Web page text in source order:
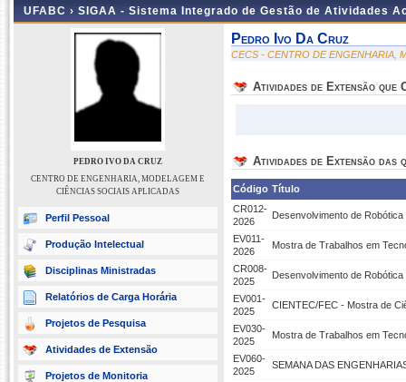
UFABC › SIGAA - Sistema Integrado de Gestão de Atividades
PEDRO IVO DA CRUZ
CENTRO DE ENGENHARIA, MODELAGEM E
CIÊNCIAS SOCIAIS APLICADAS
Perfil Pessoal
Produção Intelectual
Disciplinas Ministradas
Relatórios de Carga Horária
Projetos de Pesquisa
Atividades de Extensão
Projetos de Monitoria
Pedro Ivo Da Cruz
CECS - CENTRO DE ENGENHARIA,
Atividades de Extensão que
Atividades de Extensão das
Código Título
CR012-
2026
Desenvolvimento de
EV011-
2026
Mostra de Trabalhos em
CR008-
2025
Desenvolvimento de
EV001-
2025
CIENTEC/FEC - Mostra de
EV030-
2025
Mostra de Trabalhos em
EV060-
2025
SEMANA DAS